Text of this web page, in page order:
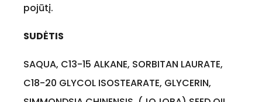
pojūtį.
SUDĖTIS
SAQUA, C13-15 ALKANE, SORBITAN LAURATE,
C18-20 GLYCOL ISOSTEARATE, GLYCERIN,